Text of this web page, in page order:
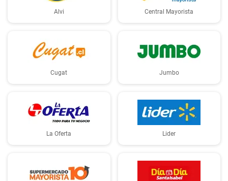
Alvi Central Mayorista
Cugat Jumbo
La Oferta Lider